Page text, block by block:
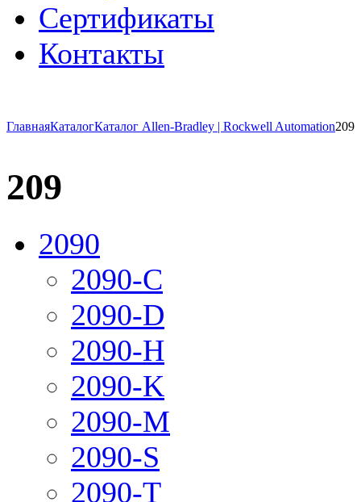
Сертификаты
Контакты
ГлавнаяКаталогКаталог Allen-Bradley | Rockwell Automation209
209
2090
2090-C
2090-D
2090-H
2090-K
2090-M
2090-S
2090-T